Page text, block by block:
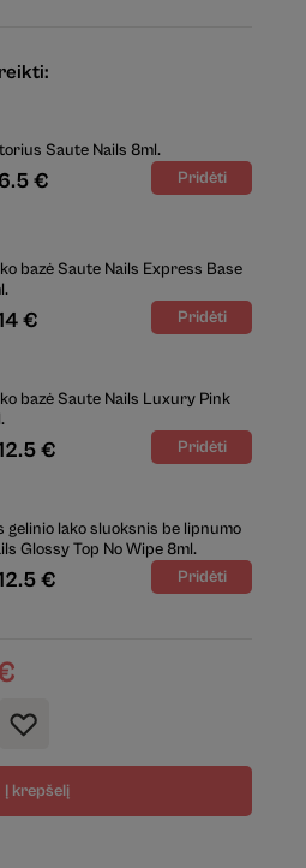
Saute Nails 8ml.
€
bazė Saute Nails Express Base
€
bazė Saute Nails Luxury Pink
€
gelinio lako sluoksnis be lipnumo
Glossy Top No Wipe 8ml.
€
Į krepšelį